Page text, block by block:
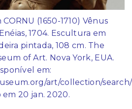
CORNU (1650-1710) Vênus
1704. Escultura em
pintada, 108 cm. The
of Art. Nova York, EUA.
em:
art/collection/search/
em 20 jan. 2020.